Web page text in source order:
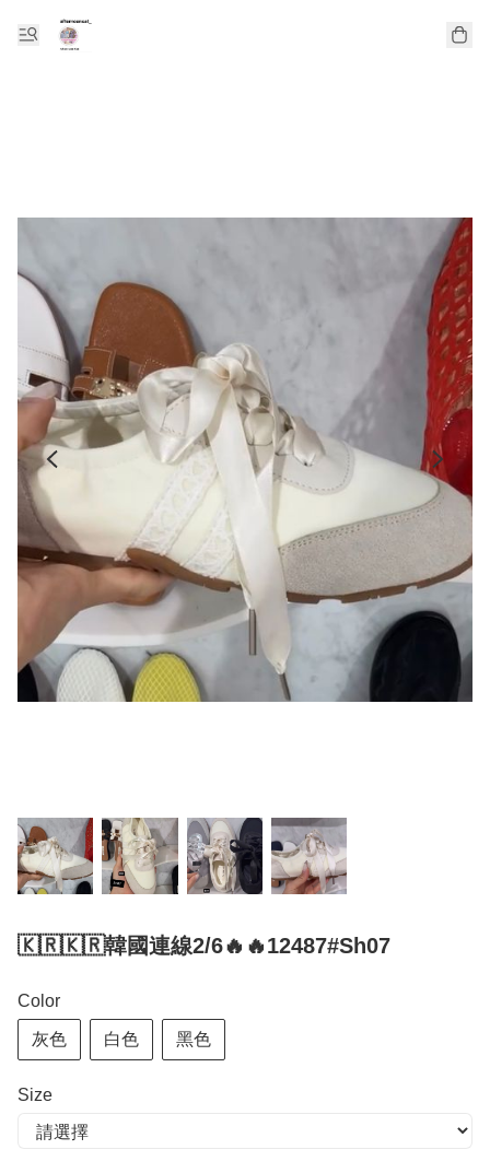
🇰🇷🇰🇷韓國連線2/6🔥🔥12487#Sh07
Color
灰色 白色 黑色
Size